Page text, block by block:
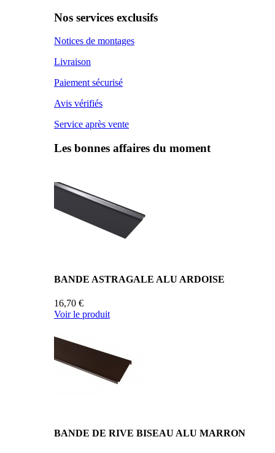
Nos services exclusifs
Notices de montages
Livraison
Paiement sécurisé
Avis vérifiés
Service après vente
Les bonnes affaires du moment
BANDE ASTRAGALE ALU ARDOISE
16,70 €
Voir le produit
BANDE DE RIVE BISEAU ALU MARRON